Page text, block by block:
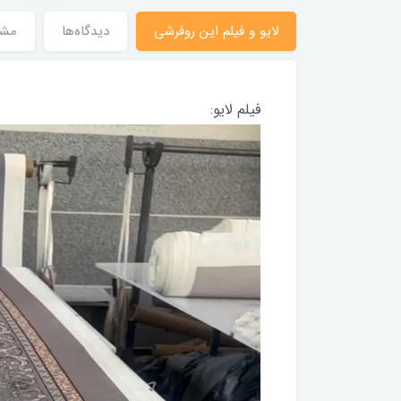
لایو و فیلم این روفرشی دیدگاه‌ها
فیلم لایو: